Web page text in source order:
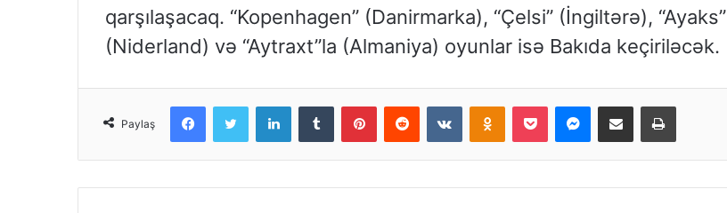
qarşılaşacaq. “Kopenhagen” (Danirmarka), “Çelsi” (İngiltərə), “Ayaks”
(Niderland) və “Aytraxt”la (Almaniya) oyunlar isə Bakıda keçiriləcək.
Paylaş